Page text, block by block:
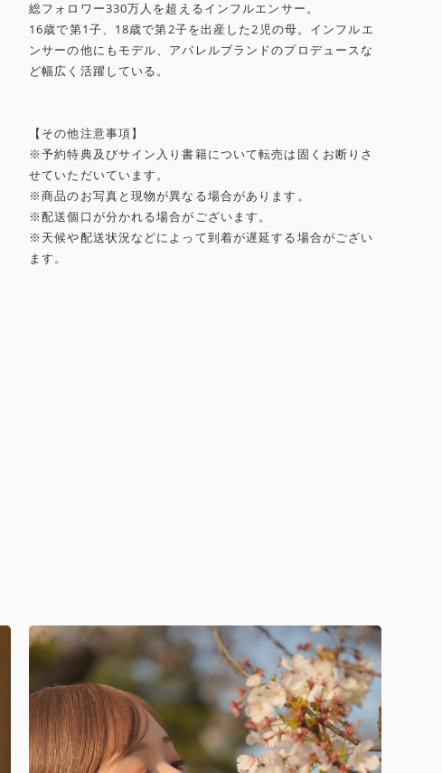
総フォロワー330万人を超えるインフルエンサー。
16歳で第1子、18歳で第2子を出産した2児の母。インフルエ
ンサーの他にもモデル、アパレルブランドのプロデュースな
ど幅広く活躍している。
【その他注意事項】
※予約特典及びサイン入り書籍について転売は固くお断りさ
せていただいています。
※商品のお写真と現物が異なる場合があります。
※配送個口が分かれる場合がございます。
※天候や配送状況などによって到着が遅延する場合がござい
ます。